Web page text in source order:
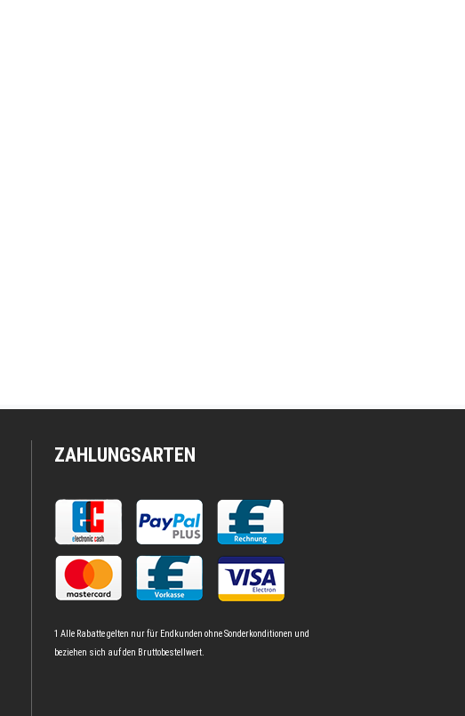
ZAHLUNGSARTEN
1 Alle Rabatte gelten nur für Endkunden ohne Sonderkonditionen und
beziehen sich auf den Bruttobestellwert.